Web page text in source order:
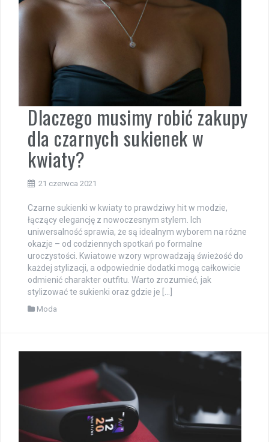
Dlaczego musimy robić zakupy
dla czarnych sukienek w
kwiaty?
21 czerwca 2021
Czarne sukienki w kwiaty to prawdziwy hit w modzie,
łączący elegancję z nowoczesnym stylem. Ich
uniwersalność sprawia, że są idealnym wyborem na różne
okazje – od codziennych spotkań po formalne
uroczystości. Kwiatowe wzory wprowadzają świeżość do
każdej stylizacji, a odpowiednie dodatki mogą całkowicie
odmienić charakter outfitu. Warto zrozumieć, jak
stylizować te sukienki oraz gdzie je […]
Moda